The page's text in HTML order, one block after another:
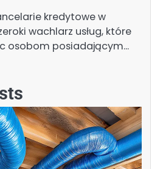
kredytowe w
wachlarz usług, które
osobom posiadającym…